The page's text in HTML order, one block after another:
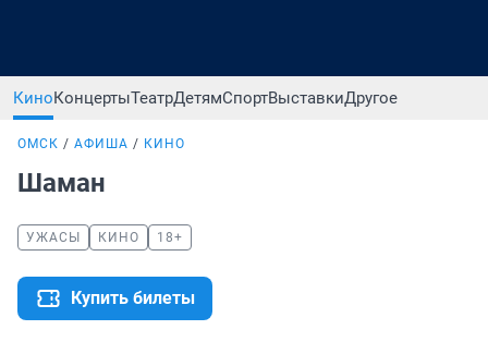
КиноКонцертыТеатрДетямСпортВыставкиДругое
ОМСК АФИША КИНО
Шаман
УЖАСЫ КИНО 18+
Купить билеты